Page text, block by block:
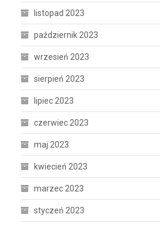
listopad 2023
październik 2023
wrzesień 2023
sierpień 2023
lipiec 2023
czerwiec 2023
maj 2023
kwiecień 2023
marzec 2023
styczeń 2023